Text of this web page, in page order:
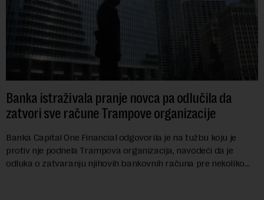
Banka istraživala pranje novca pa odlučila da
zatvori sve račune Trampove organizacije
Banka Capital One Financial odgovorila je na tužbu koju je
protiv nje podnela Trampova organizacija, navodeći da je
odluka o zatvaranju njihovih bankovnih računa pre nekoliko